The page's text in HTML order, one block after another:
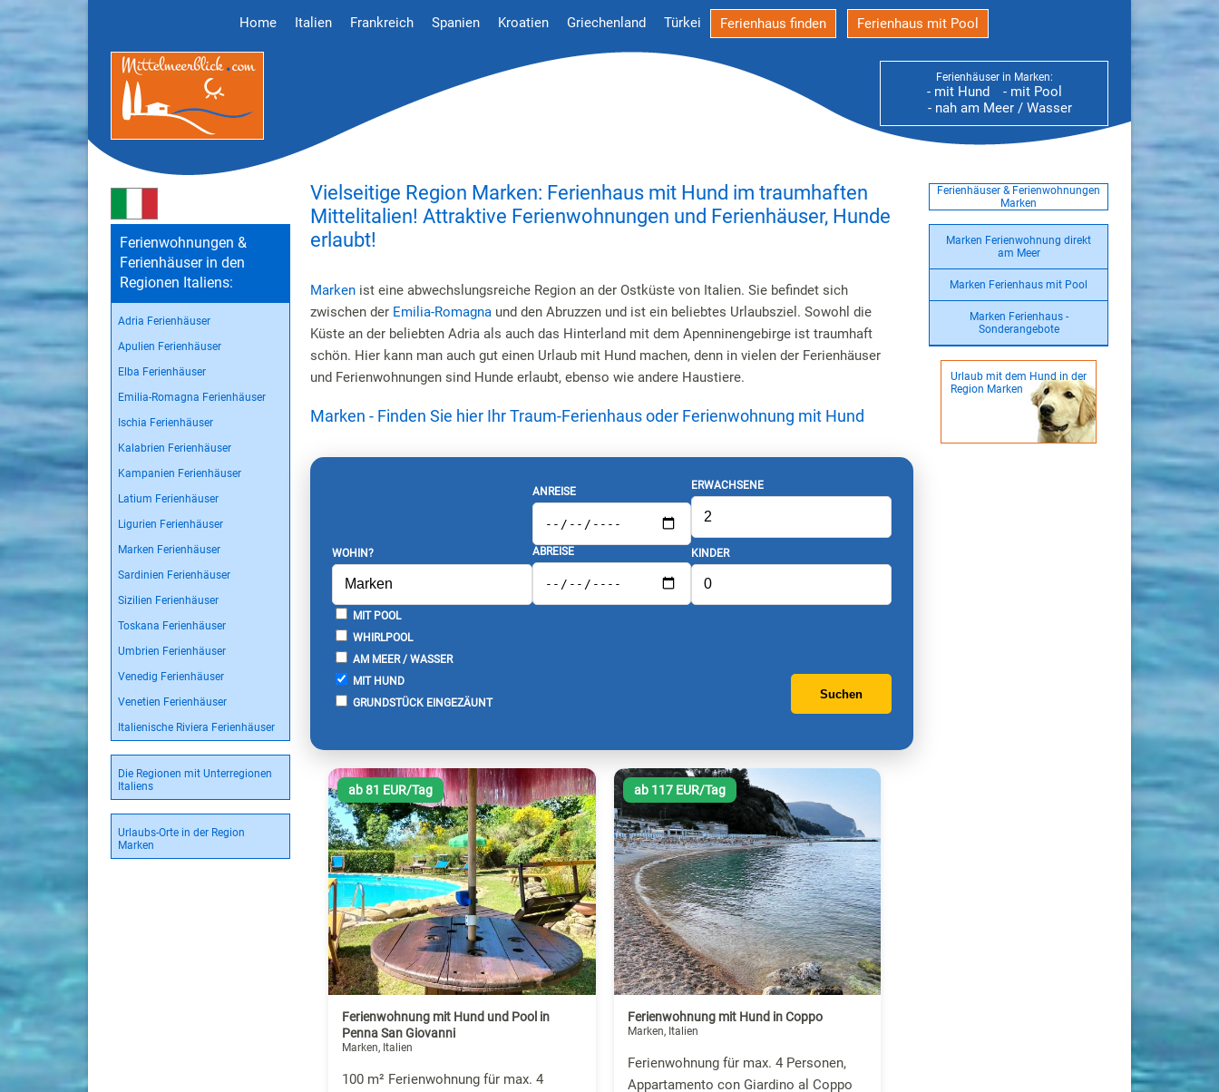
Home Italien Frankreich Spanien Kroatien Griechenland Türkei Ferienhaus finden Ferienhaus mit Pool
Ferienhäuser in Marken:
- mit Hund
- mit Pool
- nah am Meer / Wasser
Ferienwohnungen &
Ferienhäuser in den
Regionen Italiens:
Adria Ferienhäuser
Apulien Ferienhäuser
Elba Ferienhäuser
Emilia-Romagna Ferienhäuser
Ischia Ferienhäuser
Kalabrien Ferienhäuser
Kampanien Ferienhäuser
Latium Ferienhäuser
Ligurien Ferienhäuser
Marken Ferienhäuser
Sardinien Ferienhäuser
Sizilien Ferienhäuser
Toskana Ferienhäuser
Umbrien Ferienhäuser
Venedig Ferienhäuser
Venetien Ferienhäuser
Italienische Riviera Ferienhäuser
Die Regionen mit Unterregionen
Italiens
Urlaubs-Orte in der Region
Marken
Ferienhäuser & Ferienwohnungen
Marken
Marken Ferienwohnung direkt
am Meer
Marken Ferienhaus mit Pool
Marken Ferienhaus -
Sonderangebote
Urlaub mit dem Hund in der
Region Marken
Vielseitige Region Marken: Ferienhaus mit Hund im traumhaften
Mittelitalien! Attraktive Ferienwohnungen und Ferienhäuser, Hunde
erlaubt!
Marken ist eine abwechslungsreiche Region an der Ostküste von Italien. Sie befindet sich
zwischen der Emilia-Romagna und den Abruzzen und ist ein beliebtes Urlaubsziel. Sowohl die
Küste an der beliebten Adria als auch das Hinterland mit dem Apenninengebirge ist traumhaft
schön. Hier kann man auch gut einen Urlaub mit Hund machen, denn in vielen der Ferienhäuser
und Ferienwohnungen sind Hunde erlaubt, ebenso wie andere Haustiere.
Marken - Finden Sie hier Ihr Traum-Ferienhaus oder Ferienwohnung mit Hund
WOHIN?
ANREISE
ABREISE
ERWACHSENE
KINDER
MIT POOL
WHIRLPOOL
AM MEER / WASSER
MIT HUND
GRUNDSTÜCK EINGEZÄUNT
Suchen
ab 81 EUR/Tag
Ferienwohnung mit Hund und Pool in
Penna San Giovanni
Marken, Italien
100 m² Ferienwohnung für max. 4
ab 117 EUR/Tag
Ferienwohnung mit Hund in Coppo
Marken, Italien
Ferienwohnung für max. 4 Personen,
Appartamento con Giardino al Coppo